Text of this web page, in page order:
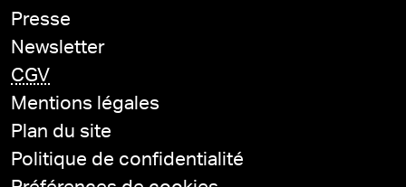
Presse
Newsletter
CGV
Mentions légales
Plan du site
Politique de confidentialité